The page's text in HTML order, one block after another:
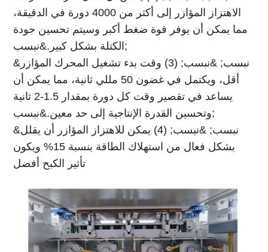
الاهتزاز المؤازر إلى أكثر من 4000 دورة في الدقيقة،
مما يمكن أن يوفر قوة ضغط أكبر وسيتم تحسين جودة
الكتلة بشكل كبير.&نبسب;
&نبسب; &نبسب; (3) وقت بدء تشغيل المحرك المؤازر
أقل، ويكتمل في غضون 50 مللي ثانية، مما يمكن أن
يساعد في تقصير وقت كل دورة بمقدار 1.5-2 ثانية
وتحسين القدرة الإنتاجية إلى حد معين.&نبسب;
&نبسب; &نبسب; (4) يمكن للاهتزاز المؤازر أن يقلل
بشكل فعال من استهلاك الطاقة بنسبة 15% ويكون
تأثير الكبح أفضل